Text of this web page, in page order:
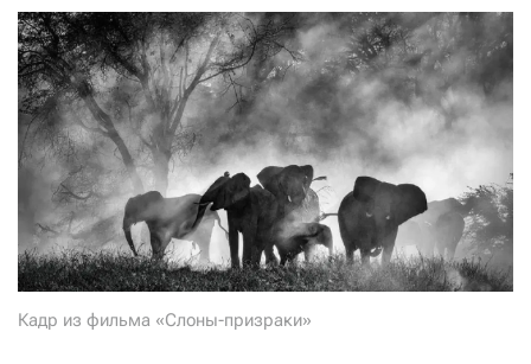
Кадр из фильма «Слоны-призраки»
Нажимая кнопку «Стать соучастником»,
я принимаю условия и подтверждаю свое гражданство РФ
СТАТЬ СОУЧАСТНИКОМ
ПОДЕЛИТЬСЯ С ДРУЗЬЯМИ
Если у вас есть вопросы, пишите donate@novayagazeta.ruили
звоните:
+7 (929) 612-03-68